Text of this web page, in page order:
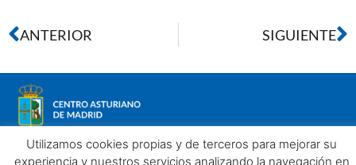
ANTERIOR SIGUIENTE
Utilizamos cookies propias y de terceros para mejorar su
experiencia y nuestros servicios analizando la navegación en